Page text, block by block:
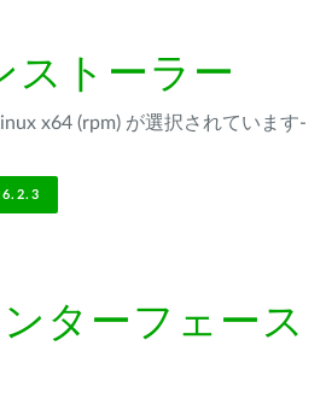
ストーラー
x64 (rpm) が選択されています-
ターフェース